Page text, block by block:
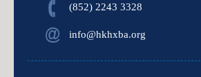
(852) 2243 3328
info@hkhxba.org